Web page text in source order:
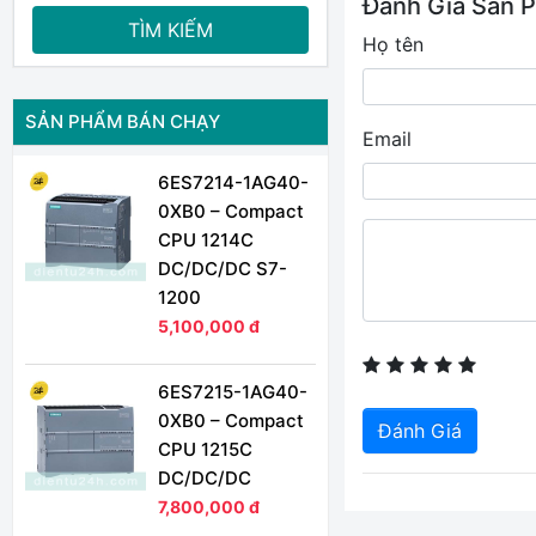
Đánh Giá Sản
Họ tên
Email
Đánh Giá
TÌM KIẾM
SẢN PHẨM BÁN CHẠY
6ES7214-1AG40-
0XB0 – Compact
CPU 1214C
DC/DC/DC S7-
1200
5,100,000 đ
6ES7215-1AG40-
0XB0 – Compact
CPU 1215C
DC/DC/DC
7,800,000 đ